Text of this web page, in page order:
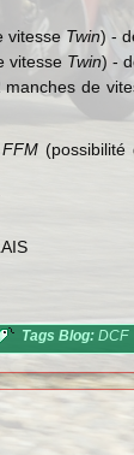
vitesse Twin) -
vitesse Twin) -
de
Tags Blog:DCF